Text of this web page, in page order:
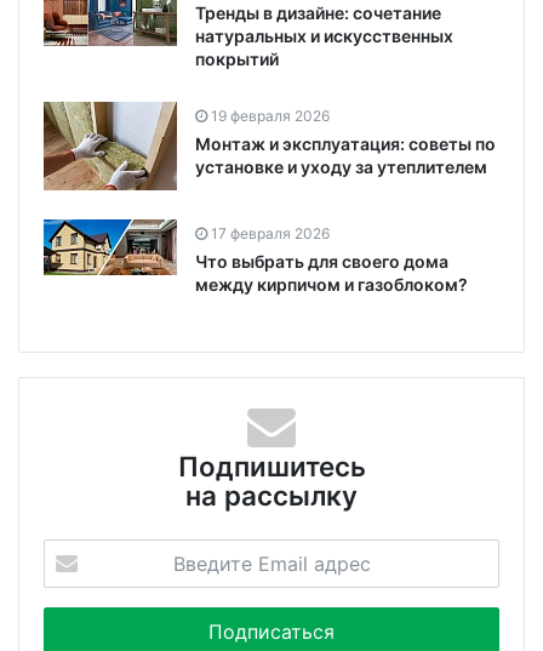
Тренды в дизайне: сочетание
натуральных и искусственных
покрытий
19 февраля 2026
Монтаж и эксплуатация: советы по
установке и уходу за утеплителем
17 февраля 2026
Что выбрать для своего дома
между кирпичом и газоблоком?
Подпишитесь
на рассылку